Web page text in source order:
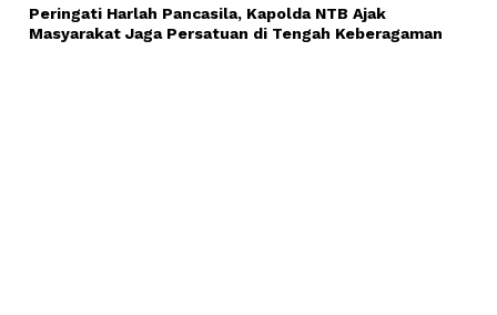
Peringati Harlah Pancasila, Kapolda NTB Ajak
Masyarakat Jaga Persatuan di Tengah Keberagaman